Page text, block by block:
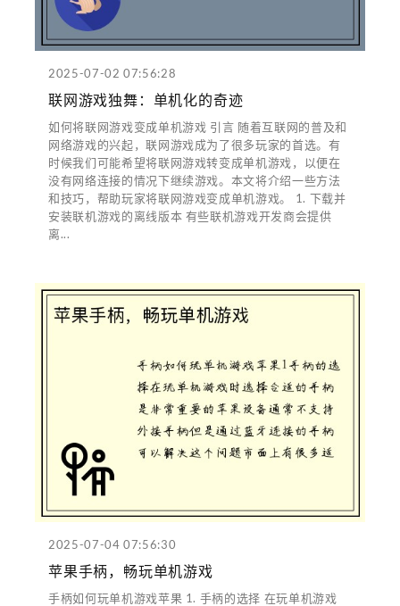
2025-07-02 07:56:28
联网游戏独舞：单机化的奇迹
如何将联网游戏变成单机游戏 引言 随着互联网的普及和
网络游戏的兴起，联网游戏成为了很多玩家的首选。有
时候我们可能希望将联网游戏转变成单机游戏，以便在
没有网络连接的情况下继续游戏。本文将介绍一些方法
和技巧，帮助玩家将联网游戏变成单机游戏。 1. 下载并
安装联机游戏的离线版本 有些联机游戏开发商会提供
离...
2025-07-04 07:56:30
苹果手柄，畅玩单机游戏
手柄如何玩单机游戏苹果 1. 手柄的选择 在玩单机游戏